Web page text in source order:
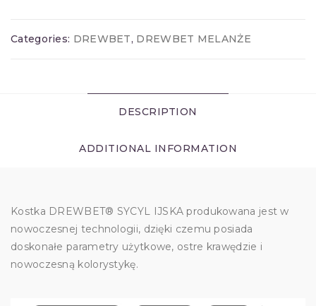
Categories: DREWBET, DREWBET MELANŻE
DESCRIPTION
ADDITIONAL INFORMATION
Kostka DREWBET® SYCYL IJSKA produkowana jest w
nowoczesnej technologii, dzięki czemu posiada
doskonałe parametry użytkowe, ostre krawędzie i
nowoczesną kolorystykę.